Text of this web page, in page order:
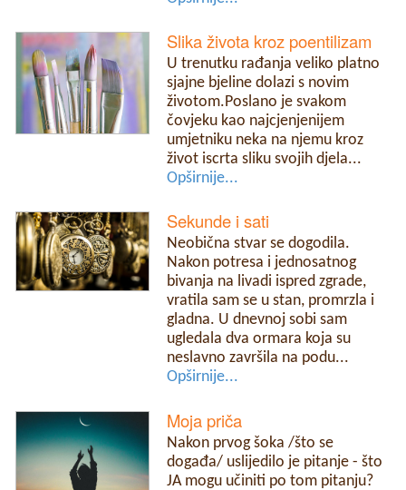
Slika života kroz poentilizam
U trenutku rađanja veliko platno
sjajne bjeline dolazi s novim
životom.Poslano je svakom
čovjeku kao najcjenjenijem
umjetniku neka na njemu kroz
život iscrta sliku svojih djela...
Opširnije...
Sekunde i sati
Neobična stvar se dogodila.
Nakon potresa i jednosatnog
bivanja na livadi ispred zgrade,
vratila sam se u stan, promrzla i
gladna. U dnevnoj sobi sam
ugledala dva ormara koja su
neslavno završila na podu...
Opširnije...
Moja priča
Nakon prvog šoka /što se
događa/ uslijedilo je pitanje - što
JA mogu učiniti po tom pitanju?